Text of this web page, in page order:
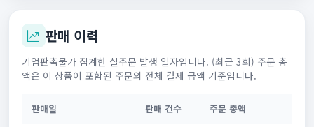
판매 이력
기업판촉물가 집계한 실주문 발생 일자입니다. (최근 3회) 주문 총
액은 이 상품이 포함된 주문의 전체 결제 금액 기준입니다.
판매일 판매 건수 주문 총액